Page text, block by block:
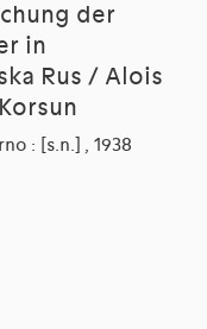
der
in
Rus / Alois
: [s.n.] , 1938